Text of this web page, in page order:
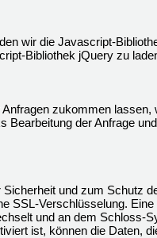
wir die Javascript-
Bibliothek jQuery zu
zukommen
Bearbeitung der Anfrage
und zum Schutz
SSL-Verschlüsselung.
und an dem Schloss-
ist, können die Daten,